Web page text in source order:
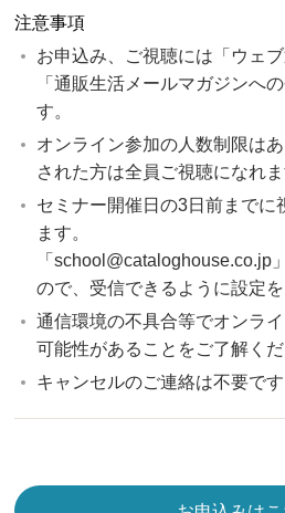
注意事項
お申込み、ご視聴には「ウェ
「通販生活メールマガジンへ
す。
オンライン参加の人数制限は
された方は全員ご視聴になれま
セミナー開催日の3日前までに
ます。
「school@cataloghouse.co.jp
ので、受信できるように設定を
通信環境の不具合等でオンラ
可能性があることをご了解くだ
キャンセルのご連絡は不要です